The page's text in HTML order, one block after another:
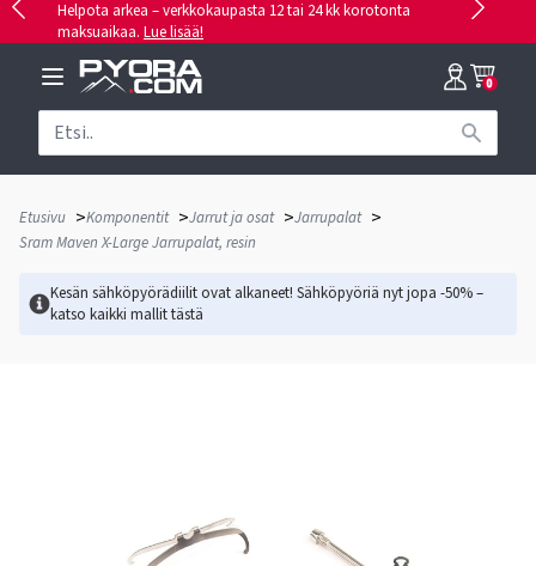
Helpota arkea – verkkokaupasta 12 tai 24 kk korotonta
maksuaikaa. Lue lisää!
0
Etusivu >Komponentit >Jarrut ja osat >Jarrupalat >
Sram Maven X-Large Jarrupalat, resin
Kesän sähköpyörädiilit ovat alkaneet! Sähköpyöriä nyt jopa -50% –
katso kaikki mallittästä